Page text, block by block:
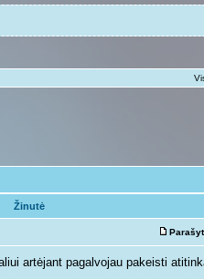
Žinutė
artėjant pagalvojau pakeisti